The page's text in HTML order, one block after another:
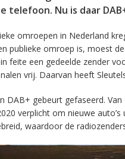
telefoon. Nu is daar
omroepen in Nederland
publieke omroep is, moest
feite een gedeelde zender
vrij. Daarvan heeft
DAB+ gebeurt gefaseerd.
verplicht om nieuwe
waardoor de